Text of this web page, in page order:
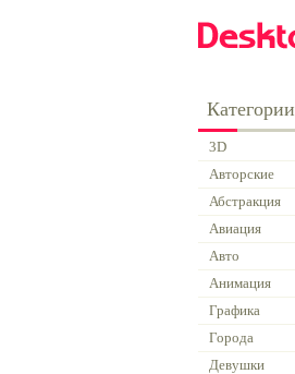
Категории
3D
Авторские
Абстракция
Авиация
Авто
Анимация
Графика
Города
Девушки